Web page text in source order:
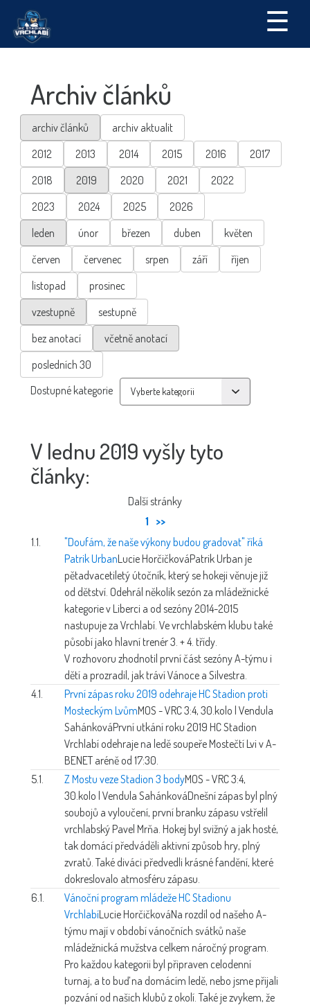
☰
Archiv článků
archiv článků
archiv aktualit
2012
2013 2014 2015 2016
2017
2018
2019 2020 2021
2022
2023
2024 2025
2026
leden
únor březen duben
květen
červen
červenec srpen září
říjen
listopad
prosinec
vzestupně
sestupně
bez anotací
včetně anotací
posledních 30
Dostupné kategorie
V lednu 2019 vyšly tyto
články:
Další stránky
1 >>
1.1.
"Doufám, že naše výkony budou gradovat" říká
Patrik UrbanLucie HorčičkováPatrik Urban je
pětadvacetiletý útočník, který se hokeji věnuje již
od dětství. Odehrál několik sezón za mládežnické
kategorie v Liberci a od sezóny 2014-2015
nastupuje za Vrchlabí. Ve vrchlabském klubu také
působí jako hlavní trenér 3. + 4. třídy.
V rozhovoru zhodnotil první část sezóny A-týmu i
dětí a prozradil, jak tráví Vánoce a Silvestra.
4.1.
První zápas roku 2019 odehraje HC Stadion proti
Mosteckým LvůmMOS - VRC 3:4, 30.kolo | Vendula
SahánkováPrvní utkání roku 2019 HC Stadion
Vrchlabí odehraje na ledě soupeře Mostečtí Lvi v A-
BENET aréně od 17:30.
5.1.
Z Mostu veze Stadion 3 bodyMOS - VRC 3:4,
30.kolo | Vendula SahánkováDnešní zápas byl plný
soubojů a vyloučení, první branku zápasu vstřelil
vrchlabský Pavel Mrňa. Hokej byl svižný a jak hosté,
tak domácí předváděli aktivní způsob hry, plný
zvratů. Také diváci předvedli krásné fandění, které
dokreslovalo atmosféru zápasu.
6.1.
Vánoční program mládeže HC Stadionu
VrchlabíLucie HorčičkováNa rozdíl od našeho A-
týmu mají v období vánočních svátků naše
mládežnická mužstva celkem náročný program.
Pro každou kategorii byl připraven celodenní
turnaj, a to buď na domácím ledě, nebo jsme přijali
pozvání od našich klubů z okolí. Také je zvykem, že